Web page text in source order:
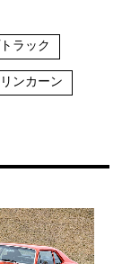
ラック
リンカーン